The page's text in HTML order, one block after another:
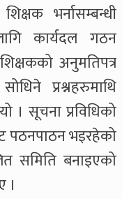
भर्नासम्बन्धी
कार्यदल गठन
अनुमतिपत्र
प्रश्नहरुमाथि
। सूचना प्रविधिको
पठनपाठन भइरहेको
समिति बनाइएको
।